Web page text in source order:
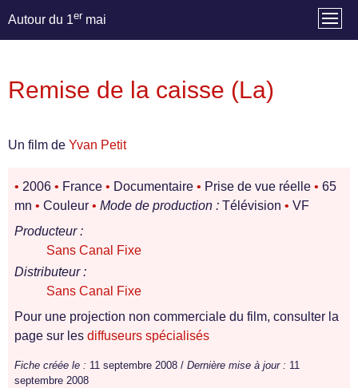
Autour du 1er mai
Remise de la caisse (La)
Un film de Yvan Petit
• 2006 • France • Documentaire • Prise de vue réelle • 65
mn • Couleur • Mode de production : Télévision • VF
Producteur :
Sans Canal Fixe
Distributeur :
Sans Canal Fixe
Pour une projection non commerciale du film, consulter la
page sur les diffuseurs spécialisés
Fiche créée le : 11 septembre 2008 / Dernière mise à jour : 11
septembre 2008